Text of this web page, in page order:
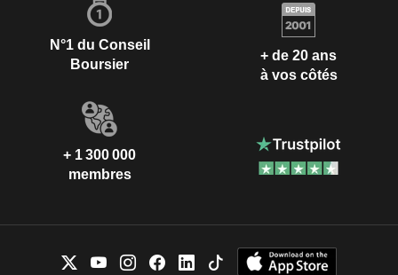
N°1 du Conseil
Boursier
+ de 20 ans
à vos côtés
+ 1 300 000
membres